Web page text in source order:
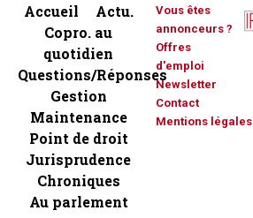
Accueil
Actu.
Copro. au
quotidien
Questions/Réponses
Gestion
Maintenance
Point de droit
Jurisprudence
Chroniques
Au parlement
Vous êtes
annonceurs ?
Offres
d'emploi
Newsletter
Contact
Mentions légales